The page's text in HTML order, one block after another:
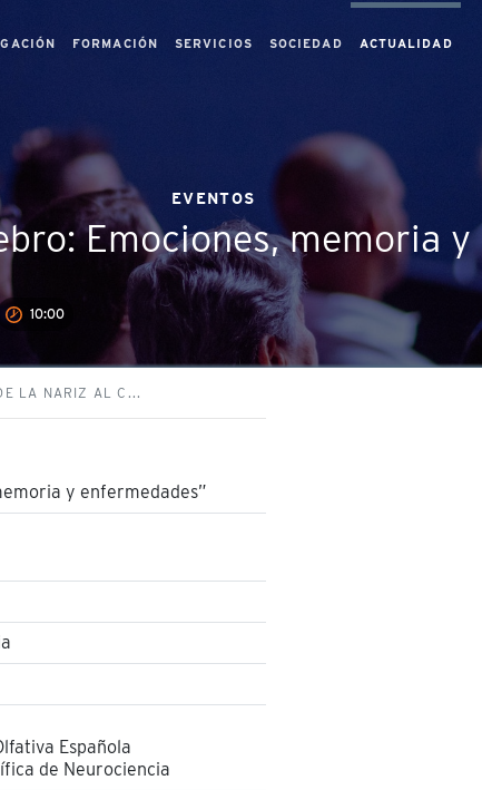
FORMACIÓN SERVICIOS SOCIEDAD ACTUALIDAD
EVENTOS
Emociones, memoria y
10:00
LA NARIZ AL C...
y enfermedades”
Española
de Neurociencia